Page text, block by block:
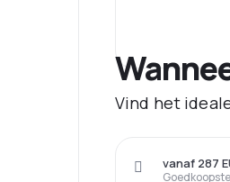
Vind het
vanaf 287